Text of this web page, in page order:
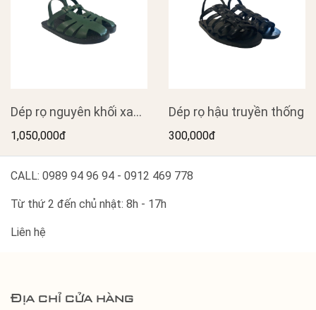
Dép rọ nguyên khối xanh
rêu đế tổ ong
1,050,000đ
Dép rọ hậu truyền thống
300,000đ
CALL: 0989 94 96 94 - 0912 469 778
Từ thứ 2 đến chủ nhật: 8h - 17h
Liên hệ
Địa chỉ cửa hàng